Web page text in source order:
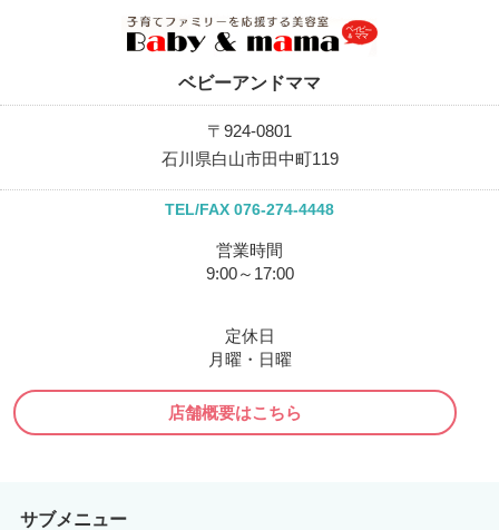
ベビーアンドママ
〒924-0801
石川県白山市田中町119
TEL/FAX 076-274-4448
営業時間
9:00～17:00
定休日
月曜・日曜
店舗概要はこちら
サブメニュー